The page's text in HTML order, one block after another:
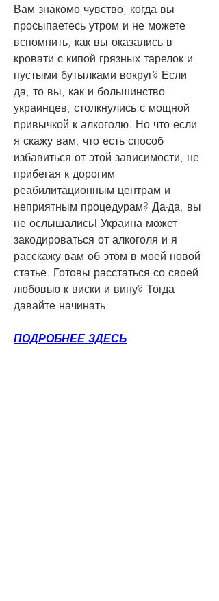
Вам знакомо чувство, когда вы
просыпаетесь утром и не можете
вспомнить, как вы оказались в
кровати с кипой грязных тарелок и
пустыми бутылками вокруг? Если
да, то вы, как и большинство
украинцев, столкнулись с мощной
привычкой к алкоголю. Но что если
я скажу вам, что есть способ
избавиться от этой зависимости, не
прибегая к дорогим
реабилитационным центрам и
неприятным процедурам? Да-да, вы
не ослышались! Украина может
закодироваться от алкоголя и я
расскажу вам об этом в моей новой
статье. Готовы расстаться со своей
любовью к виски и вину? Тогда
давайте начинать!
ПОДРОБНЕЕ ЗДЕСЬ